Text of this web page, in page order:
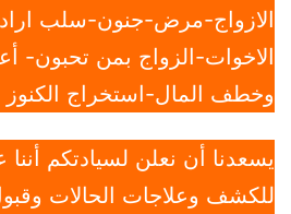
الازواج-مرض-جنون-سلب
الاخوات-الزواج بمن تحبون-
وخطف المال-استخراج الكنوز
يسعدنا أن نعلن لسيادتكم
للكشف وعلاجات الحالات